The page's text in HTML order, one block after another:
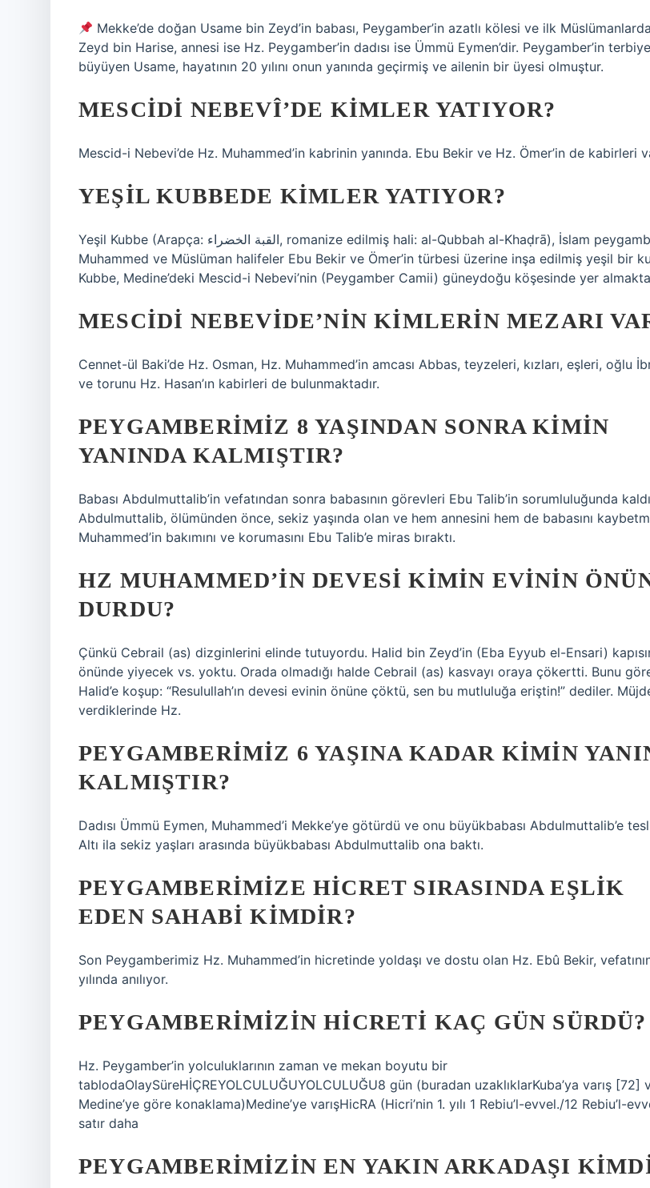
Mekke’de doğan Usame bin Zeyd’in babası, Peygamber’in azatlı kölesi ve ilk
Zeyd bin Harise, annesi ise Hz. Peygamber’in dadısı ise Ümmü Eymen’dir. Peygamber’in
büyüyen Usame, hayatının 20 yılını onun yanında geçirmiş ve ailenin bir üyesi olmuştur.
MESCIDI NEBEVÎ’DE KIMLER YATIYOR?
Mescid-i Nebevi’de Hz. Muhammed’in kabrinin yanında. Ebu Bekir ve Hz. Ömer’in de kabirleri
YEŞIL KUBBEDE KIMLER YATIYOR?
Yeşil Kubbe (Arapça: القبة الخضراء‎, romanize edilmiş hali: al-Qubbah al-Khaḍrā), İslam peygamberi
Muhammed ve Müslüman halifeler Ebu Bekir ve Ömer’in türbesi üzerine inşa edilmiş yeşil bir
Kubbe, Medine’deki Mescid-i Nebevi’nin (Peygamber Camii) güneydoğu köşesinde yer
MESCIDI NEBEVIDE’NIN KIMLERIN MEZARI
Cennet-ül Baki’de Hz. Osman, Hz. Muhammed’in amcası Abbas, teyzeleri, kızları, eşleri, oğlu
ve torunu Hz. Hasan’ın kabirleri de bulunmaktadır.
PEYGAMBERIMIZ 8 YAŞINDAN SONRA KIMIN
YANINDA KALMIŞTIR?
Babası Abdulmuttalib’in vefatından sonra babasının görevleri Ebu Talib’in sorumluluğunda
Abdulmuttalib, ölümünden önce, sekiz yaşında olan ve hem annesini hem de babasını
Muhammed’in bakımını ve korumasını Ebu Talib’e miras bıraktı.
HZ MUHAMMED’IN DEVESI KIMIN EVININ
DURDU?
Çünkü Cebrail (as) dizginlerini elinde tutuyordu. Halid bin Zeyd’in (Eba Eyyub el-Ensari)
önünde yiyecek vs. yoktu. Orada olmadığı halde Cebrail (as) kasvayı oraya çökertti. Bunu
Halid’e koşup: “Resulullah’ın devesi evinin önüne çöktü, sen bu mutluluğa eriştin!” dediler.
verdiklerinde Hz.
PEYGAMBERIMIZ 6 YAŞINA KADAR KIMIN
KALMIŞTIR?
Dadısı Ümmü Eymen, Muhammed’i Mekke’ye götürdü ve onu büyükbabası Abdulmuttalib’e
Altı ila sekiz yaşları arasında büyükbabası Abdulmuttalib ona baktı.
PEYGAMBERIMIZE HICRET SIRASINDA EŞLIK
EDEN SAHABI KIMDIR?
Son Peygamberimiz Hz. Muhammed’in hicretinde yoldaşı ve dostu olan Hz. Ebû Bekir,
yılında anılıyor.
PEYGAMBERIMIZIN HICRETI KAÇ GÜN SÜRDÜ?
Hz. Peygamber’in yolculuklarının zaman ve mekan boyutu bir
tablodaOlaySüreHİÇREYOLCULUĞUYOLCULUĞU8 gün (buradan uzaklıklarKuba’ya varış [72]
Medine’ye göre konaklama)Medine’ye varışHicRA (Hicri’nin 1. yılı 1 Rebiu’l-evvel./12 Rebiu’l-
satır daha
PEYGAMBERIMIZIN EN YAKIN ARKADAŞI